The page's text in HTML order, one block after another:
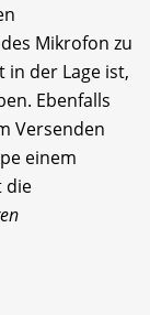
Mikrofon zu
der Lage ist,
Ebenfalls
Versenden
einem
die